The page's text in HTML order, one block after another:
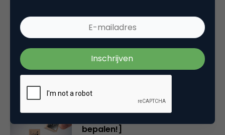
plaatsen.
Gerelateerde artikelen
bepalen!]